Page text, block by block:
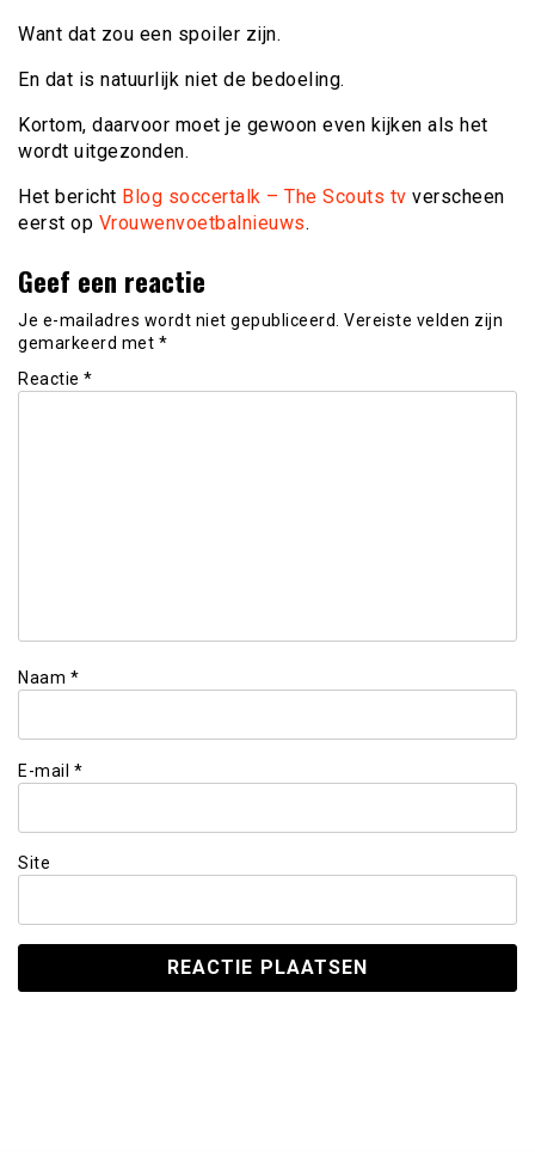
Want dat zou een spoiler zijn.
En dat is natuurlijk niet de bedoeling.
Kortom, daarvoor moet je gewoon even kijken als het
wordt uitgezonden.
Het bericht Blog soccertalk – The Scouts tv verscheen
eerst op Vrouwenvoetbalnieuws.
Geef een reactie
Je e-mailadres wordt niet gepubliceerd. Vereiste velden zijn
gemarkeerd met *
Reactie *
Naam *
E-mail *
Site